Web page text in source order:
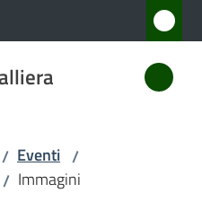
/ Eventi /
/ Immagini